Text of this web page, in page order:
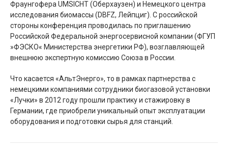
Фраунгофера UMSICHT (Оберхаузен) и Немецкого центра
исследования биомассы (DBFZ, Лейпциг). С российской
стороны конференция проводилась по приглашению
Российской Федеральной энергосервисной компании (ФГУП
»ФЭСКО« Министерства энергетики РФ), возглавляющей
внешнюю экспертную комиссию Союза в России.
Что касается «АльтЭнерго», то в рамках партнерства с
немецкими компаниями сотрудники биогазовой установки
«Лучки» в 2012 году прошли практику и стажировку в
Германии, где приобрели уникальный опыт эксплуатации
оборудования и подготовки сырья для станций.